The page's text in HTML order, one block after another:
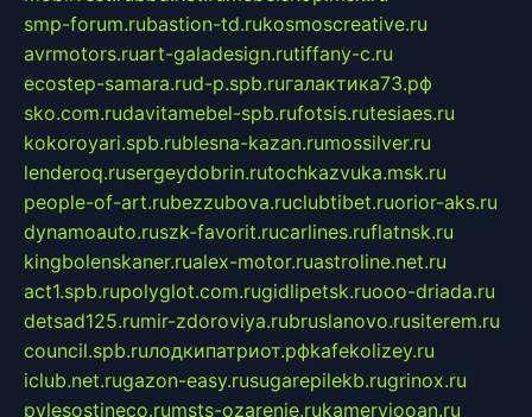
smp-forum.rubastion-td.rukosmoscreative.ru
avrmotors.ruart-galadesign.rutiffany-c.ru
ecostep-samara.rud-p.spb.ruгалактика73.рф
sko.com.rudavitamebel-spb.rufotsis.rutesiaes.ru
kokoroyari.spb.rublesna-kazan.rumossilver.ru
lenderoq.rusergeydobrin.rutochkazvuka.msk.ru
people-of-art.rubezzubova.ruclubtibet.ruorior-aks.ru
dynamoauto.ruszk-favorit.rucarlines.ruflatnsk.ru
kingbolenskaner.rualex-motor.ruastroline.net.ru
act1.spb.rupolyglot.com.rugidlipetsk.ruooo-driada.ru
detsad125.rumir-zdoroviya.rubruslanovo.rusiterem.ru
council.spb.ruлодкипатриот.рфkafekolizey.ru
iclub.net.rugazon-easy.rusugarepilekb.rugrinox.ru
pylesostineco.rumsts-ozarenie.rukameryjooan.ru